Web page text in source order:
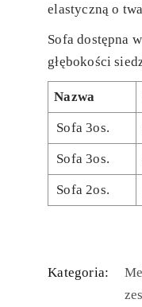
elastyczną o
Sofa dostępna
głębokości
Nazwa
Sofa 3os.
Sofa 3os.
Sofa 2os.
Kategoria: